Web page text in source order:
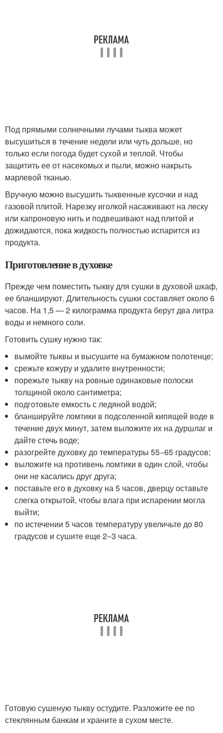
Под прямыми солнечными лучами тыква может
высушиться в течение недели или чуть дольше, но
только если погода будет сухой и теплой. Чтобы
защитить ее от насекомых и пыли, можно накрыть
марлевой тканью.
Вручную можно высушить тыквенные кусочки и над
газовой плитой. Нарезку иголкой насаживают на леску
или капроновую нить и подвешивают над плитой и
дожидаются, пока жидкость полностью испарится из
продукта.
Приготовление в духовке
Прежде чем поместить тыкву для сушки в духовой шкаф,
ее бланшируют. Длительность сушки составляет около 6
часов. На 1,5 — 2 килограмма продукта берут два литра
воды и немного соли.
Готовить сушку нужно так:
вымойте тыквы и высушите на бумажном полотенце;
срежьте кожуру и удалите внутренности;
порежьте тыкву на ровные одинаковые полоски
толщиной около сантиметра;
подготовьте емкость с ледяной водой;
бланшируйте ломтики в подсоленной кипящей воде в
течение двух минут, затем выложите их на дуршлаг и
дайте стечь воде;
разогрейте духовку до температуры 55−65 градусов;
выложите на противень ломтики в один слой, чтобы
они не касались друг друга;
поставьте его в духовку на 5 часов, дверцу оставьте
слегка открытой, чтобы влага при испарении могла
выйти;
по истечении 5 часов температуру увеличьте до 80
градусов и сушите еще 2−3 часа.
Готовую сушеную тыкву остудите. Разложите ее по
стеклянным банкам и храните в сухом месте.